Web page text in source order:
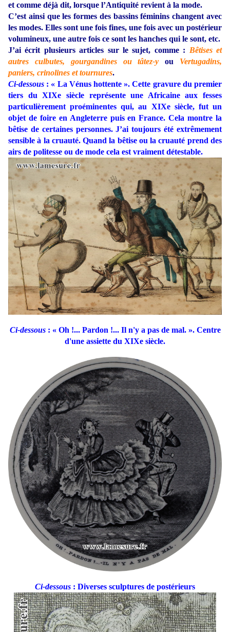
et comme déjà dit, lorsque l’Antiquité revient à la mode.
C’est ainsi que les formes des bassins féminins changent avec
les modes. Elles sont une fois fines, une fois avec un postérieur
volumineux, une autre fois ce sont les hanches qui le sont, etc.
J’ai écrit plusieurs articles sur le sujet, comme : Bêtises et
autres culbutes, gourgandines ou tâtez-y ou Vertugadins,
paniers, crinolines et tournures.
Ci-dessous : « La Vénus hottente ». Cette gravure du premier
tiers du XIXe siècle représente une Africaine aux fesses
particulièrement proéminentes qui, au XIXe siècle, fut un
objet de foire en Angleterre puis en France. Cela montre la
bêtise de certaines personnes. J’ai toujours été extrêmement
sensible à la cruauté. Quand la bêtise ou la cruauté prend des
airs de politesse ou de mode cela est vraiment détestable.
Ci-dessous: « Oh !... Pardon !... Il n'y a pas de mal. ». Centre
d'une assiette du XIXe siècle.
Ci-dessous : Diverses sculptures de postérieurs